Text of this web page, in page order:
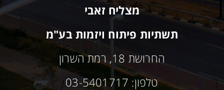
מצליח זאבי
תשתיות פיתוח ויזמות בע"מ
החרושת 18, רמת השרון
טלפון: 03-5401717